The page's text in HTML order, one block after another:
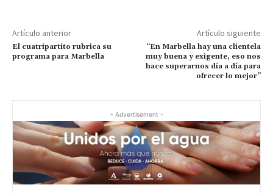
Artículo anterior
El cuatripartito rubrica su
programa para Marbella
Artículo siguiente
“En Marbella hay una clientela
muy buena y exigente, eso nos
hace superarnos día a día para
ofrecer lo mejor”
- Advertisement -